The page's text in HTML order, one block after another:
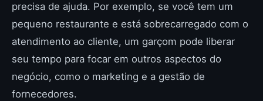
precisa de ajuda. Por exemplo, se você tem um
pequeno restaurante e está sobrecarregado com o
atendimento ao cliente, um garçom pode liberar
seu tempo para focar em outros aspectos do
negócio, como o marketing e a gestão de
fornecedores.